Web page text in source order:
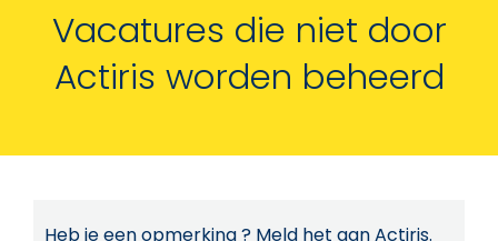
Vacatures die niet door
Actiris worden beheerd
Heb je een opmerking ? Meld het aan Actiris.